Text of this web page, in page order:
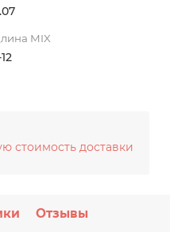
MIX
стоимость доставки
Отзывы